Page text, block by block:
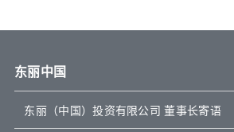
东丽中国
东丽（中国）投资有限公司 董事长寄语